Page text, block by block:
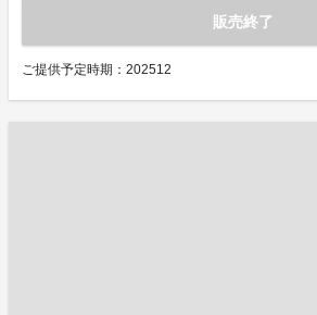
販売終了
ご提供予定時期：202512